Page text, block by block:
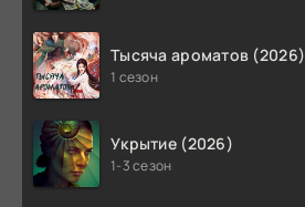
Тысяча ароматов (2026)
1 сезон
Укрытие (2026)
1-3 сезон